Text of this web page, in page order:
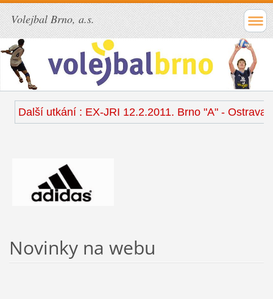
Volejbal Brno, a.s.
Další utkání : EX-JRI 12.2.2011. Brno "A" - Ostrava
Novinky na webu